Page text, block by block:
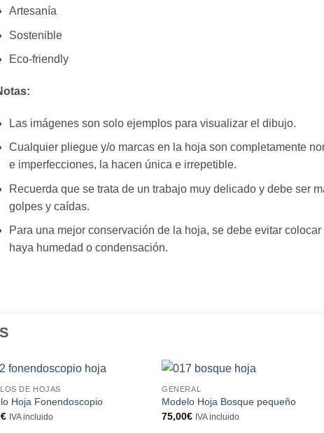
Artesanía
Sostenible
Eco-friendly
Las imágenes son solo ejemplos para visualizar el dibujo.
Cualquier pliegue y/o marcas en la hoja son completamente
e imperfecciones, la hacen única e irrepetible.
Recuerda que se trata de un trabajo muy delicado y debe ser
golpes y caídas.
Para una mejor conservación de la hoja, se debe evitar
haya humedad o condensación.
DE HOJAS
Hoja Fonendoscopio
€ IVA incluido
GENERAL
Modelo Hoja Bosque pequeño
75,00€ IVA incluido